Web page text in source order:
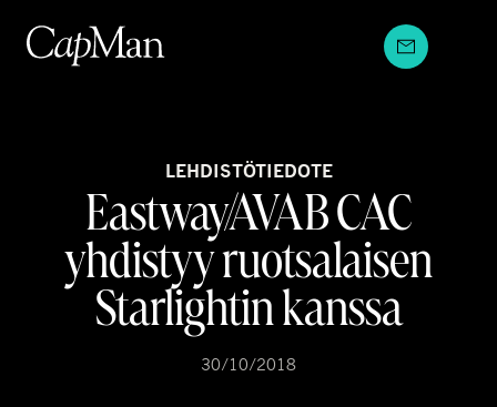
sisältöön
LEHDISTÖTIEDOTE
Eastway/AVAB CAC
yhdistyy ruotsalaisen
Starlightin kanssa
30/10/2018